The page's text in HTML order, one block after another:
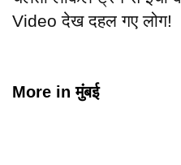
Video देख दहल गए लोग!
More inमुंबई